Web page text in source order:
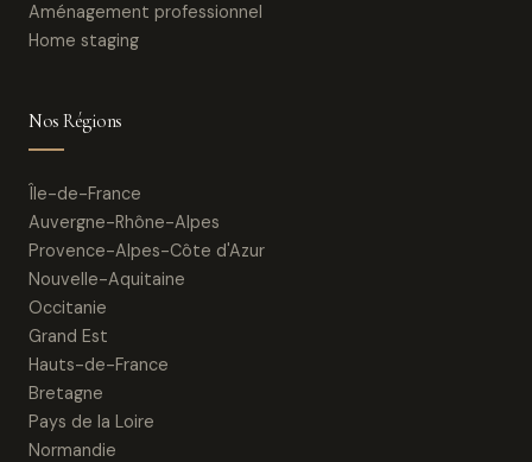
Aménagement professionnel
Home staging
Nos Régions
Île-de-France
Auvergne-Rhône-Alpes
Provence-Alpes-Côte d'Azur
Nouvelle-Aquitaine
Occitanie
Grand Est
Hauts-de-France
Bretagne
Pays de la Loire
Normandie